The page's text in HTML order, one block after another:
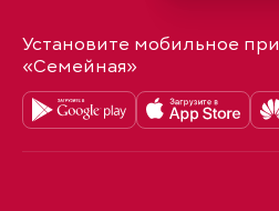
Установите мобильное
«Семейная»